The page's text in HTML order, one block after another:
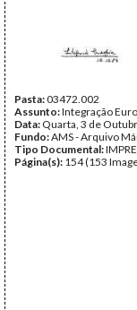
Pasta:03472.002
Assunto:Integração
Data: Quarta, 3 de
Fundo:AMS - Arquivo
Tipo Documental:
Página(s): 154 (153